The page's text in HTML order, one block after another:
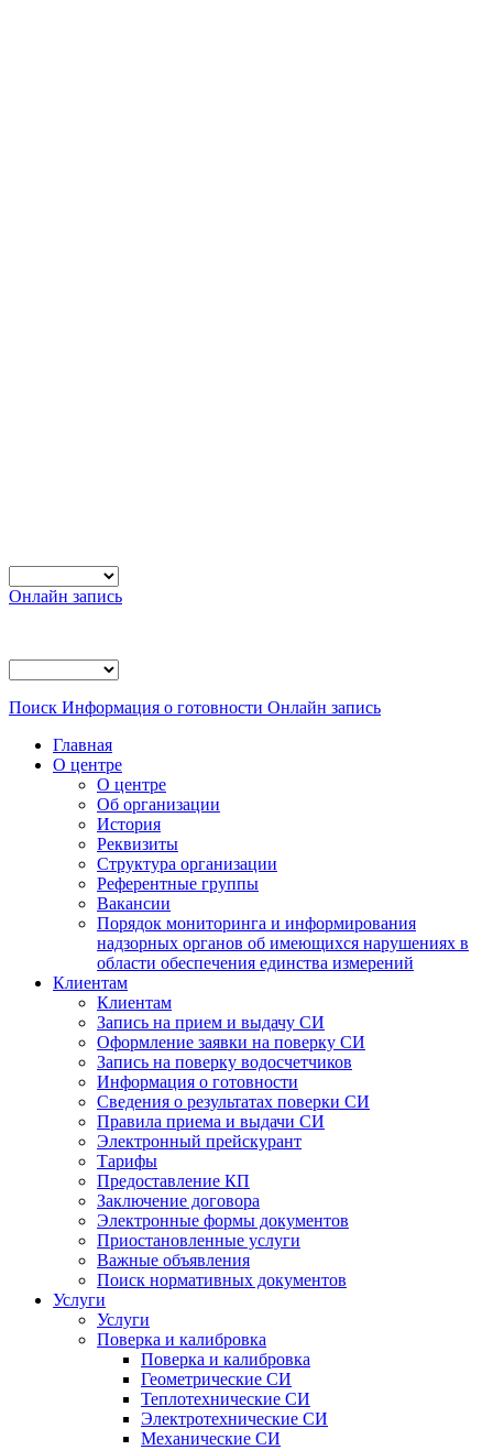
Онлайн запись
Поиск Информация о готовности Онлайн запись
Главная
О центре
О центре
Об организации
История
Реквизиты
Структура организации
Референтные группы
Вакансии
Порядок мониторинга и информирования
надзорных органов об имеющихся нарушениях в
области обеспечения единства измерений
Клиентам
Клиентам
Запись на прием и выдачу СИ
Оформление заявки на поверку СИ
Запись на поверку водосчетчиков
Информация о готовности
Сведения о результатах поверки СИ
Правила приема и выдачи СИ
Электронный прейскурант
Тарифы
Предоставление КП
Заключение договора
Электронные формы документов
Приостановленные услуги
Важные объявления
Поиск нормативных документов
Услуги
Услуги
Поверка и калибровка
Поверка и калибровка
Геометрические СИ
Теплотехнические СИ
Электротехнические СИ
Механические СИ